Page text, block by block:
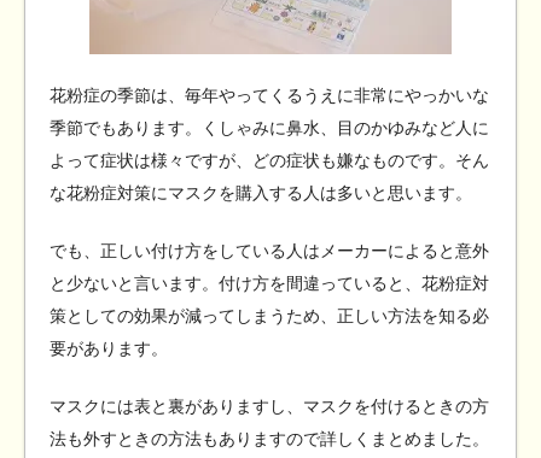
花粉症の季節は、毎年やってくるうえに非常にやっかいな
季節でもあります。くしゃみに鼻水、目のかゆみなど人に
よって症状は様々ですが、どの症状も嫌なものです。そん
な花粉症対策にマスクを購入する人は多いと思います。
でも、正しい付け方をしている人はメーカーによると意外
と少ないと言います。付け方を間違っていると、花粉症対
策としての効果が減ってしまうため、正しい方法を知る必
要があります。
マスクには表と裏がありますし、マスクを付けるときの方
法も外すときの方法もありますので詳しくまとめました。